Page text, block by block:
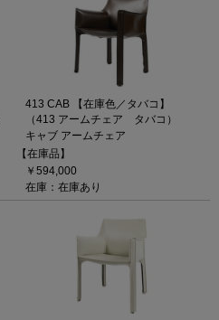
413 CAB 【在庫色／タバコ】
（413 アームチェア タバコ）
キャブ アームチェア
【在庫品】
￥594,000
在庫：在庫あり